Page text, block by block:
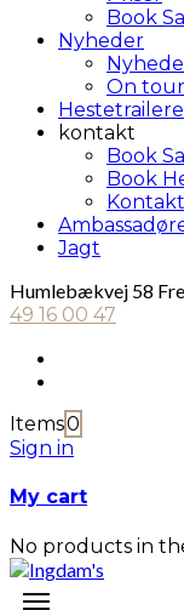
Book
Nyheder
On tour
Hestetrailere
kontakt
Book
Book
Jagt
Humlebækvej 58
49 16 00 47
Items0
Sign in
My cart
No products in